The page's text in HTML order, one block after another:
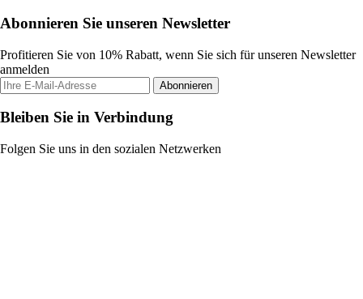
Abonnieren Sie unseren Newsletter
Profitieren Sie von 10% Rabatt, wenn Sie sich für unseren Newsletter
anmelden
Abonnieren
Bleiben Sie in Verbindung
Folgen Sie uns in den sozialen Netzwerken